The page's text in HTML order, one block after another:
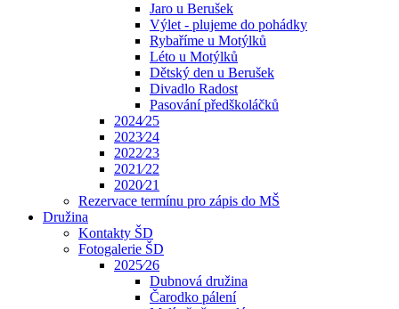
Jaro u Berušek
Výlet - plujeme do pohádky
Rybaříme u Motýlků
Léto u Motýlků
Dětský den u Berušek
Divadlo Radost
Pasování předškoláčků
2024⁄25
2023⁄24
2022⁄23
2021⁄22
2020⁄21
Rezervace termínu pro zápis do MŠ
Družina
Kontakty ŠD
Fotogalerie ŠD
2025⁄26
Dubnová družina
Čarodko pálení